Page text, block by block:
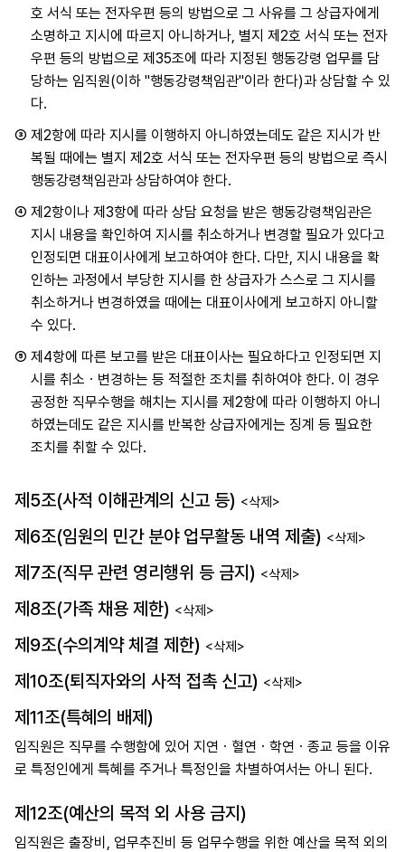
호 서식 또는 전자우편 등의 방법으로 그 사유를 그 상급자에게
소명하고 지시에 따르지 아니하거나, 별지 제2호 서식 또는 전자
우편 등의 방법으로 제35조에 따라 지정된 행동강령 업무를 담
당하는 임직원(이하 "행동강령책임관"이라 한다)과 상담할 수 있
다.
③ 제2항에 따라 지시를 이행하지 아니하였는데도 같은 지시가 반
복될 때에는 별지 제2호 서식 또는 전자우편 등의 방법으로 즉시
행동강령책임관과 상담하여야 한다.
④ 제2항이나 제3항에 따라 상담 요청을 받은 행동강령책임관은
지시 내용을 확인하여 지시를 취소하거나 변경할 필요가 있다고
인정되면 대표이사에게 보고하여야 한다. 다만, 지시 내용을 확
인하는 과정에서 부당한 지시를 한 상급자가 스스로 그 지시를
취소하거나 변경하였을 때에는 대표이사에게 보고하지 아니할
수 있다.
⑤ 제4항에 따른 보고를 받은 대표이사는 필요하다고 인정되면 지
시를 취소ㆍ변경하는 등 적절한 조치를 취하여야 한다. 이 경우
공정한 직무수행을 해치는 지시를 제2항에 따라 이행하지 아니
하였는데도 같은 지시를 반복한 상급자에게는 징계 등 필요한
조치를 취할 수 있다.
제5조(사적 이해관계의 신고 등) <삭제>
제6조(임원의 민간 분야 업무활동 내역 제출) <삭제>
제7조(직무 관련 영리행위 등 금지) <삭제>
제8조(가족 채용 제한) <삭제>
제9조(수의계약 체결 제한) <삭제>
제10조(퇴직자와의 사적 접촉 신고) <삭제>
제11조(특혜의 배제)
임직원은 직무를 수행함에 있어 지연ㆍ혈연ㆍ학연ㆍ종교 등을 이유
로 특정인에게 특혜를 주거나 특정인을 차별하여서는 아니 된다.
제12조(예산의 목적 외 사용 금지)
임직원은 출장비, 업무추진비 등 업무수행을 위한 예산을 목적 외의